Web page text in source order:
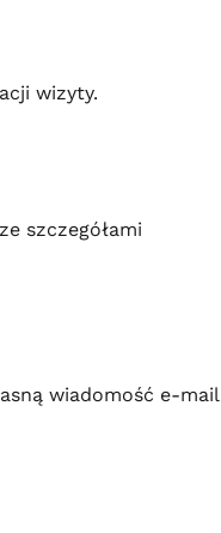
wizyty.
szczegółami
wiadomość e-mail